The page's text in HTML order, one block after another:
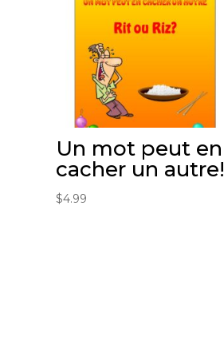
Un mot peut en
cacher un autre!
$4.99